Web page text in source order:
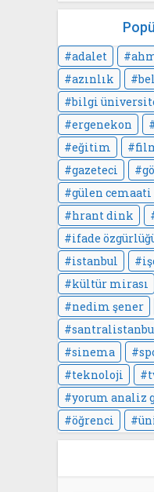
adalet
azınlık
bilgi
ergenekon
eğitim
gazeteci
gülen cemaati
hrant dink
ifade
istanbul
kültür mirası
nedim şener
sinema
teknoloji
yorum analiz
öğrenci